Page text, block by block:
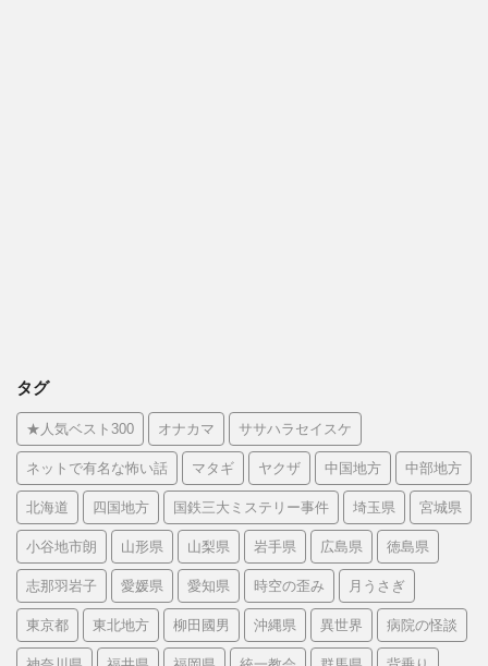
タグ
★人気ベスト300 オナカマ ササハラセイスケ
ネットで有名な怖い話 マタギ ヤクザ 中国地方 中部地方
北海道 四国地方 国鉄三大ミステリー事件 埼玉県 宮城県
小谷地市朗 山形県 山梨県 岩手県 広島県 徳島県
志那羽岩子 愛媛県 愛知県 時空の歪み 月うさぎ
東京都 東北地方 柳田國男 沖縄県 異世界 病院の怪談